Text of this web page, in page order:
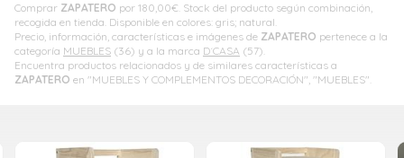
Comprar ZAPATERO por 180,00€ . Stock del producto según combinación,
recogida en tienda. Disponible en colores: gris; natural.
Precio, información, características e imágenes de ZAPATERO pertenece a la
categoría MUEBLES (36) y a la marca D´CASA (57).
Encuentra productos relacionados y de similares características a
ZAPATERO en "MUEBLES Y COMPLEMENTOS DECORACIÓN", "MUEBLES".